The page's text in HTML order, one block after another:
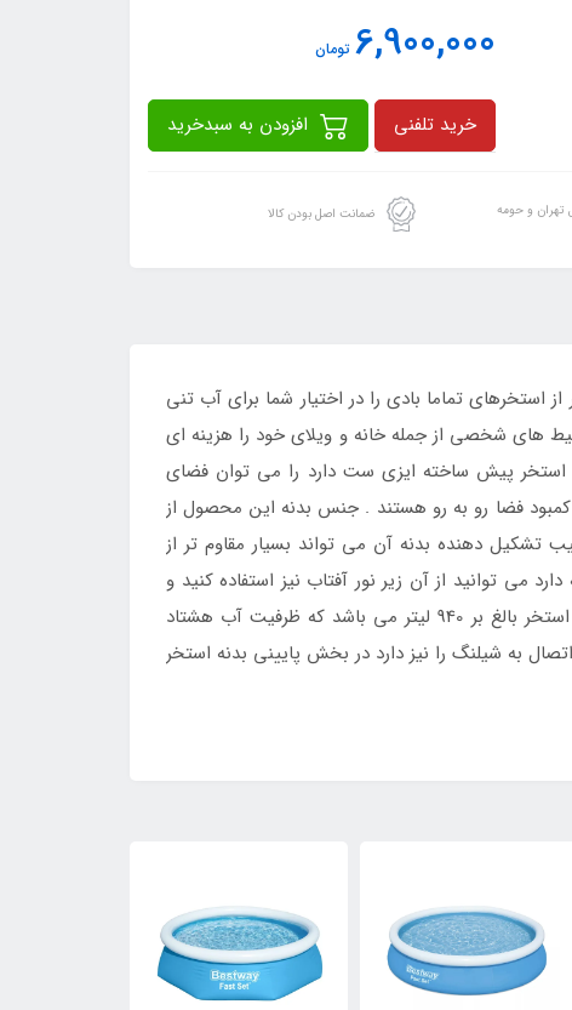
6,900,000تومان
خرید تلفنی
تهران و حومه ضمانت اصل بودن کالا
از استخرهای تماما بادی را در اختیار شما برای آب تنی
های شخصی از جمله خانه و ویلای خود را هزینه ای
پیش ساخته ایزی ست دارد را می توان فضای
فضا رو به رو هستند . جنس بدنه این محصول از
دهنده بدنه آن می تواند بسیار مقاوم تر از
می توانید از آن زیر نور آفتاب نیز استفاده کنید و
محدودیتی در این خصوص گریبان گیر شما برای استفاده در محیط های خانگی و روباز نمی شود . حجم آب داخلی این استخر بالغ بر 940 لیتر می باشد که ظرفیت آب هشتاد
به شیلنگ را نیز دارد در بخش پایینی بدنه استخر